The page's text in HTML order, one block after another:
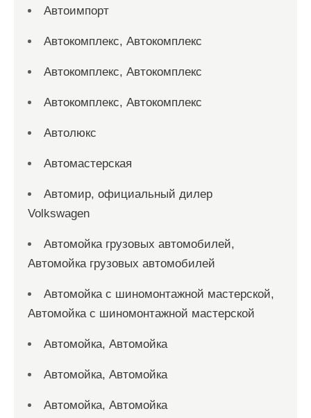
Автоимпорт
Автокомплекс, Автокомплекс
Автокомплекс, Автокомплекс
Автокомплекс, Автокомплекс
Автолюкс
Автомастерская
Автомир, официальный дилер
Volkswagen
Автомойка грузовых автомобилей,
Автомойка грузовых автомобилей
Автомойка с шиномонтажной мастерской,
Автомойка с шиномонтажной мастерской
Автомойка, Автомойка
Автомойка, Автомойка
Автомойка, Автомойка